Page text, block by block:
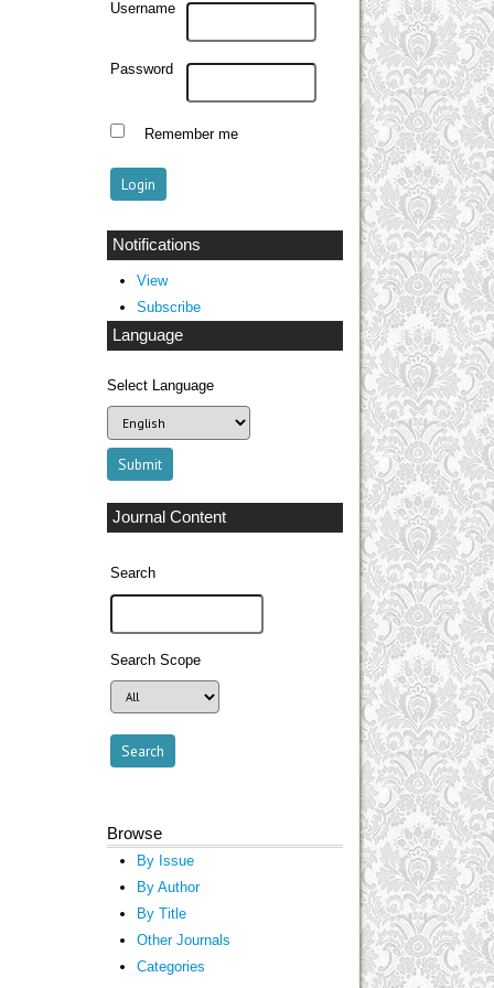
Username
Password
Remember me
Notifications
View
Subscribe
Language
Select Language
Journal Content
Search
Search Scope
Browse
By Issue
By Author
By Title
Other Journals
Categories